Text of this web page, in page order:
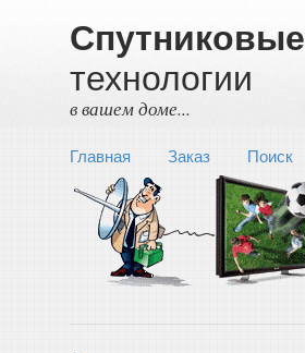
Спутниковые
технологии
в вашем доме...
Главная Заказ Поиск